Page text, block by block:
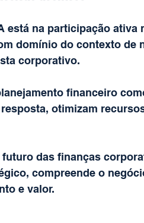
está na participação ativa
domínio do contexto de
corporativo.
financeiro
otimizam
das finanças
compreende o
e valor.